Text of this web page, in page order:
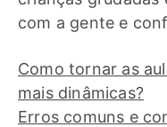
com a gente e
Como tornar as
mais dinâmicas?
Erros comuns e